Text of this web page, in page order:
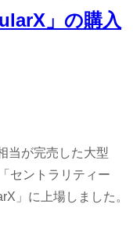
」の購入
当が完売した大型
セントラリティー
」に上場しました。